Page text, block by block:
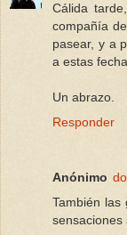
Cálida
compañía
pasear, y a
a estas
Un abrazo.
Responder
Anónimo
También las
sensaciones